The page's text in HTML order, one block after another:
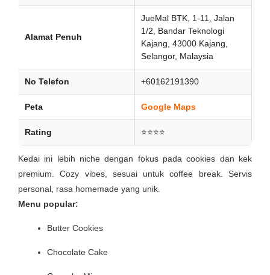
Alamat Penuh
JueMal BTK, 1-11, Jalan
1/2, Bandar Teknologi
Kajang, 43000 Kajang,
Selangor, Malaysia
No Telefon +60162191390
Peta Google Maps
Rating ⭐⭐⭐⭐
Kedai ini lebih niche dengan fokus pada cookies dan kek
premium. Cozy vibes, sesuai untuk coffee break. Servis
personal, rasa homemade yang unik.
Menu popular:
Butter Cookies
Chocolate Cake